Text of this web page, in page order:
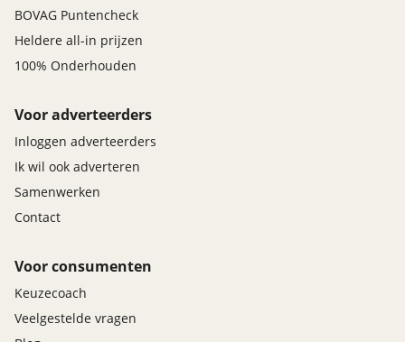
BOVAG Puntencheck
Heldere all-in prijzen
100% Onderhouden
Voor adverteerders
Inloggen adverteerders
Ik wil ook adverteren
Samenwerken
Contact
Voor consumenten
Keuzecoach
Veelgestelde vragen